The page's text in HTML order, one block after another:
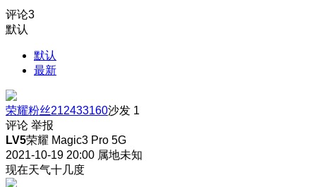
评论3
默认
默认
最新
荣耀粉丝212433160沙发 1
评论 举报
LV5荣耀 Magic3 Pro 5G
2021-10-19 20:00 属地未知
现在天气十几度